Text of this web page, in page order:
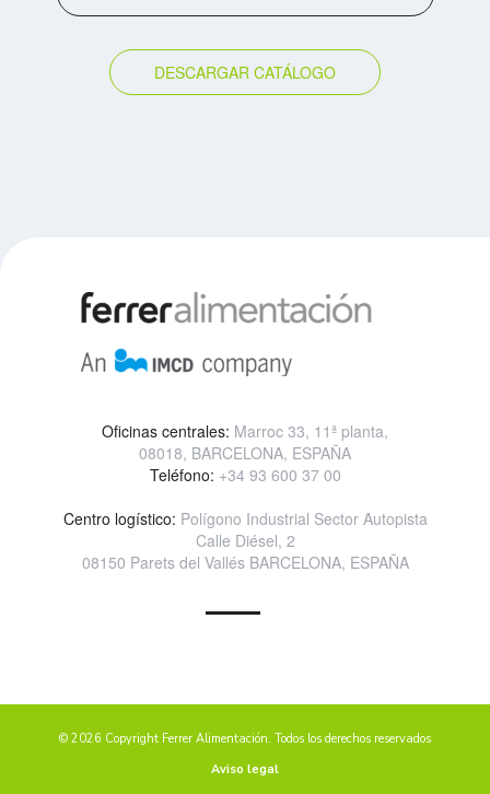
DESCARGAR CATÁLOGO
Oficinas centrales: Marroc 33, 11ª planta,
08018, BARCELONA, ESPAÑA
Teléfono: +34 93 600 37 00
Centro logístico: Polígono Industrial Sector Autopista
Calle Diésel, 2
08150 Parets del Vallés BARCELONA, ESPAÑA
© 2026 Copyright Ferrer Alimentación. Todos los derechos reservados
Aviso legal